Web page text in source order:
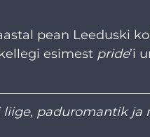
pean Leeduski
esimest pride’i
liige, paduromantik